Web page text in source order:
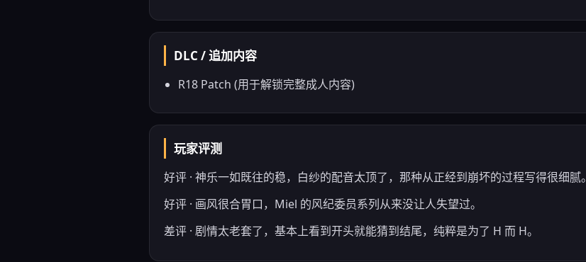
DLC / 追加内容
R18 Patch (用于解锁完整成人内容)
玩家评测
好评 · 神乐一如既往的稳，白纱的配音太顶了，那种从正经到崩坏的过程写得很细腻。
好评 · 画风很合胃口，Miel 的风纪委员系列从来没让人失望过。
差评 · 剧情太老套了，基本上看到开头就能猜到结尾，纯粹是为了 H 而 H。